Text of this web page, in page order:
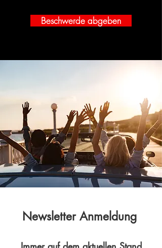
Beschwerde abgeben
Newsletter Anmeldung